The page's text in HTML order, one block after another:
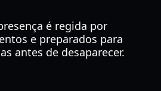
é regida por
e preparados para
antes de desaparecer.